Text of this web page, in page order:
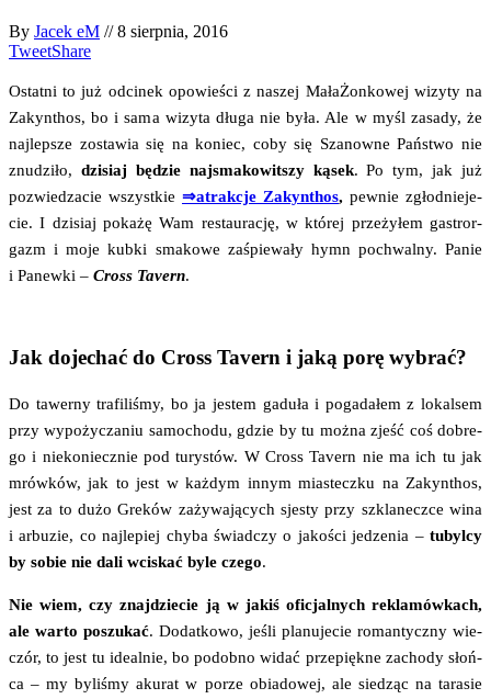
By Jacek eM //8 sierpnia, 2016
TweetShare
Ostat­ni to już odci­nek opo­wie­ści z naszej Mała­Żon­ko­wej wizy­ty na
Zakyn­thos, bo i sama wizy­ta dłu­ga nie była. Ale w myśl zasa­dy, że
naj­lep­sze zosta­wia się na koniec, coby się Sza­now­ne Pań­stwo nie
znu­dzi­ło, dzi­siaj będzie naj­sma­ko­wit­szy kąsek. Po tym, jak już
pozwie­dza­cie wszyst­kie ⇒atrak­cje Zakyn­thos, pew­nie zgłod­nie­je­
cie. I dzi­siaj poka­żę Wam restau­ra­cję, w któ­rej prze­ży­łem gastror­
gazm i moje kub­ki sma­ko­we zaśpie­wa­ły hymn pochwal­ny. Panie
i Panew­ki – Cross Tavern.
Jak dojechać do Cross Tavern i jaką porę wybrać?
Do tawer­ny tra­fi­li­śmy, bo ja jestem gadu­ła i poga­da­łem z lokal­sem
przy wypo­ży­cza­niu samo­cho­du, gdzie by tu moż­na zjeść coś dobre­
go i nie­ko­niecz­nie pod tury­stów. W Cross Tavern nie ma ich tu jak
mrów­ków, jak to jest w każ­dym innym mia­stecz­ku na Zakyn­thos,
jest za to dużo Gre­ków zaży­wa­ją­cych sje­sty przy szkla­necz­ce wina
i arbu­zie, co naj­le­piej chy­ba świad­czy o jako­ści jedze­nia – tubyl­cy
by sobie nie dali wci­skać byle cze­go.
Nie wiem, czy znaj­dzie­cie ją w jakiś ofi­cjal­nych rekla­mów­kach,
ale war­to poszu­kać. Dodat­ko­wo, jeśli pla­nu­je­cie roman­tycz­ny wie­
czór, to jest tu ide­al­nie, bo podob­no widać prze­pięk­ne zacho­dy słoń­
ca – my byli­śmy aku­rat w porze obia­do­wej, ale sie­dząc na tara­sie